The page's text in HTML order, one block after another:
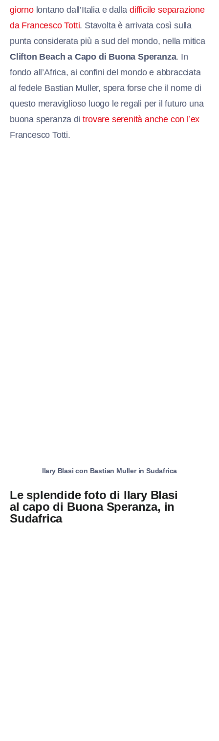
giornolontano dall’Italia e dalladifficile separazione
da Francesco Totti. Stavolta è arrivata così sulla
punta considerata più a sud del mondo, nella mitica
Clifton Beach a Capo di Buona Speranza. In
fondo all’Africa, ai confini del mondo e abbracciata
al fedele Bastian Muller, spera forse che il nome di
questo meraviglioso luogo le regali per il futuro una
buona speranza ditrovare serenità anche con l’ex
Francesco Totti.
Ilary Blasi con Bastian Muller in Sudafrica
Le splendide foto di Ilary Blasi
al capo di Buona Speranza, in
Sudafrica